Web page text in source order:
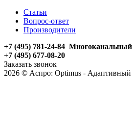
Статьи
Вопрос-ответ
Производители
+7 (495) 781-24-84 Многоканальный
+7 (495) 677-08-20
Заказать звонок
2026 © Аспро: Optimus - Адаптивный